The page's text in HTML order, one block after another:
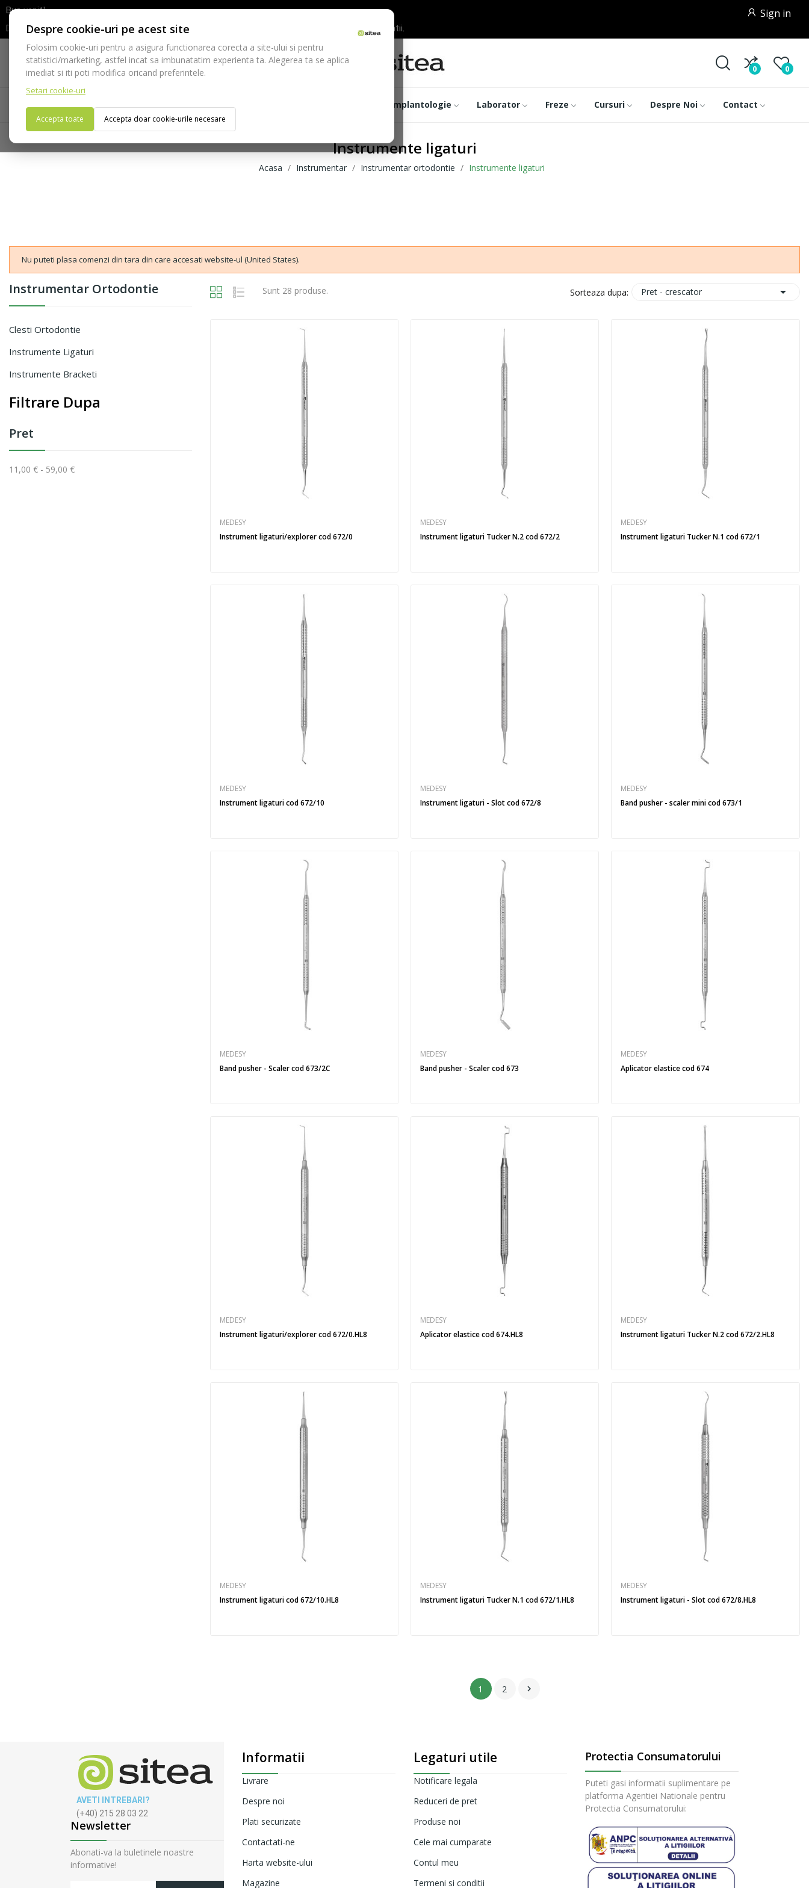
Despre cookie-uri pe acest site
Folosim cookie-uri pentru a asigura functionarea corecta a site-ului si pentru
statistici/marketing, astfel incat sa imbunatatim experienta ta. Alegerea ta se aplica
imediat si iti poti modifica oricand preferintele.
Setari cookie-uri
Accepta toate Accepta doar cookie-urile necesare
Bun venit!
Dupa efectuarea comenzii va rugam sa asteptati confirmarea stocurilor inainte de efectuarea platii.
Sign in
Telefon:
021-528 03 23
0 0
Acasa Consumabile Echipamente Implantologie Laborator Freze Cursuri Despre Noi Contact
Instrumente ligaturi
Acasa Instrumentar Instrumentar ortodontie Instrumente ligaturi
Nu puteti plasa comenzi din tara din care accesati website-ul (United States).
Instrumentar Ortodontie
Clesti Ortodontie
Instrumente Ligaturi
Instrumente Bracketi
Filtrare Dupa
Pret
11,00 € - 59,00 €
Sunt 28 produse. Sorteaza dupa: Pret - crescator 
MEDESY
Instrument ligaturi/explorer cod 672/0
MEDESY
Instrument ligaturi Tucker N.2 cod 672/2
MEDESY
Instrument ligaturi Tucker N.1 cod 672/1
MEDESY
Instrument ligaturi cod 672/10
MEDESY
Instrument ligaturi - Slot cod 672/8
MEDESY
Band pusher - scaler mini cod 673/1
MEDESY
Band pusher - Scaler cod 673/2C
MEDESY
Band pusher - Scaler cod 673
MEDESY
Aplicator elastice cod 674
MEDESY
Instrument ligaturi/explorer cod 672/0.HL8
MEDESY
Aplicator elastice cod 674.HL8
MEDESY
Instrument ligaturi Tucker N.2 cod 672/2.HL8
MEDESY
Instrument ligaturi cod 672/10.HL8
MEDESY
Instrument ligaturi Tucker N.1 cod 672/1.HL8
MEDESY
Instrument ligaturi - Slot cod 672/8.HL8
1 2 
AVETI INTREBARI?
(+40) 215 28 03 22
Newsletter
Abonati-va la buletinele noastre
informative!
Informatii
Livrare
Despre noi
Plati securizate
Contactati-ne
Harta website-ului
Magazine
Legaturi utile
Notificare legala
Reduceri de pret
Produse noi
Cele mai cumparate
Contul meu
Termeni si conditii
Protectia Consumatorului
Puteti gasi informatii suplimentare pe
platforma Agentiei Nationale pentru
Protectia Consumatorului: